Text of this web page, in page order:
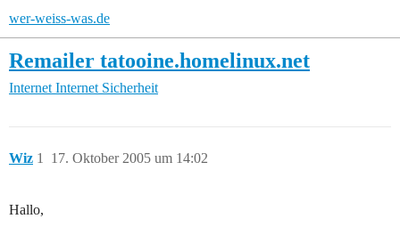
wer-weiss-was.de
Remailer tatooine.homelinux.net
Internet Internet Sicherheit
Wiz 17. Oktober 2005 um 14:02
1
Hallo,